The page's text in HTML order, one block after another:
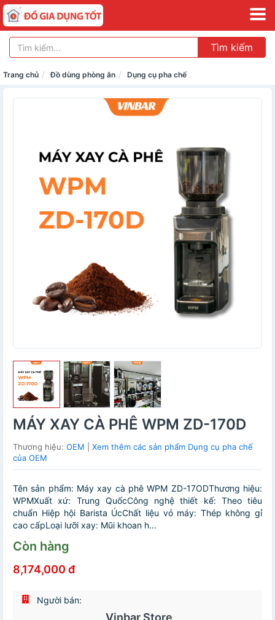
Tìm kiếm
Trang chủ Đồ dùng phòng ăn Dụng cụ pha chế
MÁY XAY CÀ PHÊ WPM ZD-170D
Thương hiệu: OEM
Xem thêm các sản phẩm Dụng cụ pha chế
của OEM
Tên sản phẩm: Máy xay cà phê WPM ZD-17ODThương hiệu:
WPMXuất xứ: Trung QuốcCông nghệ thiết kế: Theo tiêu
chuẩn Hiệp hội Barista ÚcChất liệu vỏ máy: Thép không gỉ
cao cấpLoại lưỡi xay: Mũi khoan h...
Còn hàng
8,174,000 đ
Người bán:
Vinbar Store